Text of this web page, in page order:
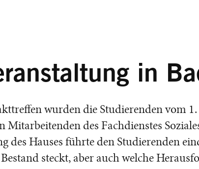
in
wurden die Studierenden vom
Mitarbeitenden des Fachdienstes
des Hauses führte den Studierenden
steckt, aber auch welche